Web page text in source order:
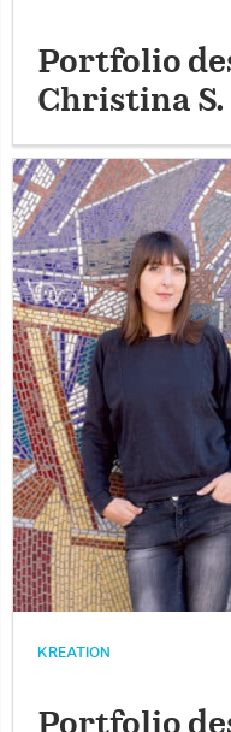
Portfolio
Christina S.
KREATION
Portfolio